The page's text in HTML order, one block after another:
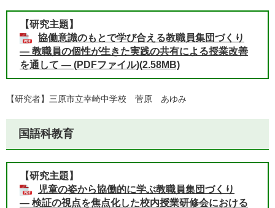
【研究主題】
協働意識のもとで学び合える教職員集団づくり
― 教職員の個性が生きた実践の共有による授業改善
を通して ― (PDFファイル)(2.58MB)
【研究者】三原市立幸崎中学校 菅原 あゆみ
国語科教育
【研究主題】
児童の姿から協働的に学ぶ教職員集団づくり
― 検証の視点を焦点化した校内授業研修会における